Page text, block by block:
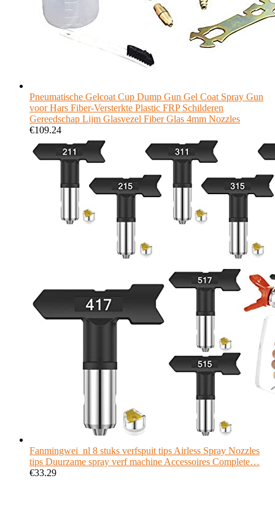
Pneumatische Gelcoat Cup Dump Gun Gel Coat Spray Gun
voor Hars Fiber-Versterkte Plastic FRP Schilderen
Gereedschap Lijm Glasvezel Fiber Glas 4mm Nozzles
€109.24
Fanmingwei_nl 8 stuks verfspuit tips Airless Spray Nozzles
tips Duurzame spray verf machine Accessoires Complete…
€33.29